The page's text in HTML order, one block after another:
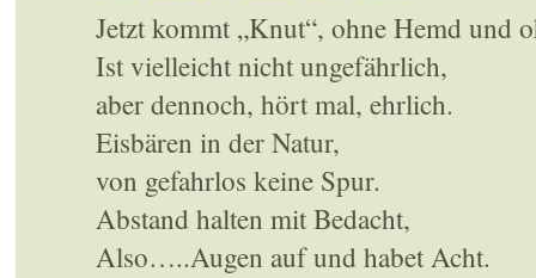
Jetzt kommt „Knut“, ohne Hemd und
Ist vielleicht nicht ungefährlich,
aber dennoch, hört mal, ehrlich.
Eisbären in der Natur,
von gefahrlos keine Spur.
Abstand halten mit Bedacht,
Also…..Augen auf und habet Acht.